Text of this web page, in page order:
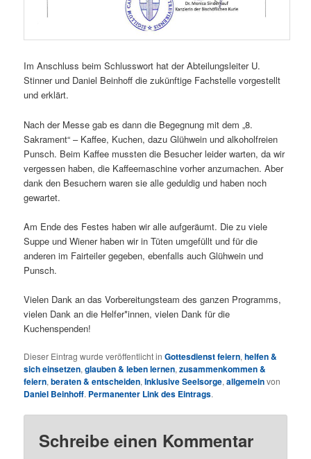
Im Anschluss beim Schlusswort hat der Abteilungsleiter U.
Stinner und Daniel Beinhoff die zukünftige Fachstelle vorgestellt
und erklärt.
Nach der Messe gab es dann die Begegnung mit dem „8.
Sakrament“ – Kaffee, Kuchen, dazu Glühwein und alkoholfreien
Punsch. Beim Kaffee mussten die Besucher leider warten, da wir
vergessen haben, die Kaffeemaschine vorher anzumachen. Aber
dank den Besuchern waren sie alle geduldig und haben noch
gewartet.
Am Ende des Festes haben wir alle aufgeräumt. Die zu viele
Suppe und Wiener haben wir in Tüten umgefüllt und für die
anderen im Fairteiler gegeben, ebenfalls auch Glühwein und
Punsch.
Vielen Dank an das Vorbereitungsteam des ganzen Programms,
vielen Dank an die Helfer*innen, vielen Dank für die
Kuchenspenden!
Dieser Eintrag wurde veröffentlicht inGottesdienst feiern,helfen &
sich einsetzen,glauben & leben lernen,zusammenkommen &
feiern,beraten & entscheiden,Inklusive Seelsorge,allgemeinvon
Daniel Beinhoff. Permanenter Link des Eintrags.
Schreibe einen Kommentar